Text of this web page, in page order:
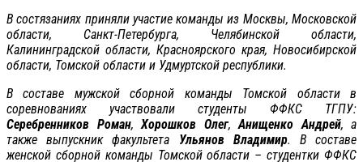
В состязаниях приняли участие команды из Москвы, Московской
области, Санкт-Петербурга, Челябинской области,
Калининградской области, Красноярского края, Новосибирской
области, Томской области и Удмуртской республики.
В составе мужской сборной команды Томской области в
соревнованиях участвовали студенты ФФКС ТГПУ:
Серебренников Роман,Хорошков Олег,Анищенко Андрей, а
также выпускник факультета Ульянов Владимир. В составе
женской сборной команды Томской области – студентки ФФКС